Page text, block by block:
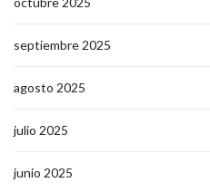
septiembre 2025
agosto 2025
julio 2025
junio 2025